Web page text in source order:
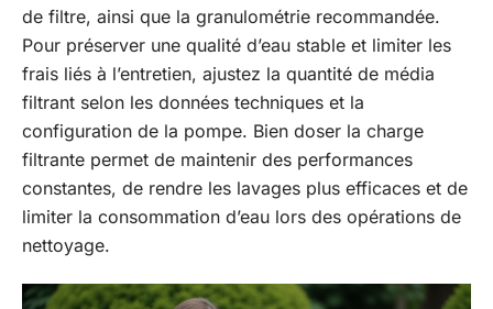
de filtre, ainsi que la granulométrie recommandée.
Pour préserver une qualité d’eau stable et limiter les
frais liés à l’entretien, ajustez la quantité de média
filtrant selon les données techniques et la
configuration de la pompe. Bien doser la charge
filtrante permet de maintenir des performances
constantes, de rendre les lavages plus efficaces et de
limiter la consommation d’eau lors des opérations de
nettoyage.